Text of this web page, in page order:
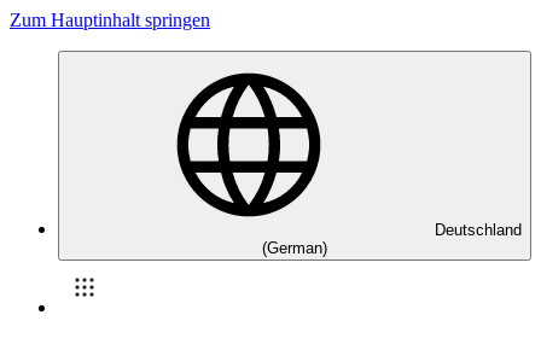
Zum Hauptinhalt springen
Deutschland
(German)